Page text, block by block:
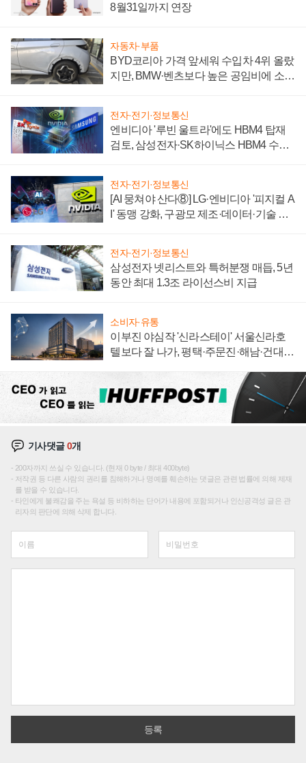
8월31일까지 연장
자동차·부품
BYD코리아 가격 앞세워 수입차 4위 올랐
지만, BMW·벤츠보다 높은 공임비에 소비
전자·전기·정보통신
엔비디아 '루빈 울트라'에도 HBM4 탑재
검토, 삼성전자·SK하이닉스 HBM4 수율
전자·전기·정보통신
[AI 뭉쳐야 산다⑧] LG·엔비디아 '피지컬 A
I' 동맹 강화, 구광모 제조·데이터·기술 결
전자·전기·정보통신
삼성전자 넷리스트와 특허분쟁 매듭, 5년
동안 최대 1.3조 라이선스비 지급
소비자·유통
이부진 야심작 '신라스테이' 서울신라호
텔보다 잘 나가, 평택·주문진·해남·건대로
기사댓글0개
200자까지 쓰실 수 있습니다. (현재 0 byte / 최대 400byte)
저작권 등 다른 사람의 권리를 침해하거나 명예를 훼손하는 댓글은 관련 법률에 의해 제재
를 받을 수 있습니다.
타인에게 불쾌감을 주는 욕설 등 비하하는 단어가 내용에 포함되거나 인신공격성 글은 관
리자의 판단에 의해 삭제 합니다.